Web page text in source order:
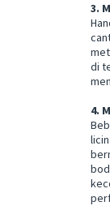
3.
di
4.